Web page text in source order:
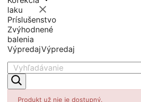
laku
Príslušenstvo
Zvýhodnené
balenia
VýpredajVýpredaj

Produkt už nie je dostupný.